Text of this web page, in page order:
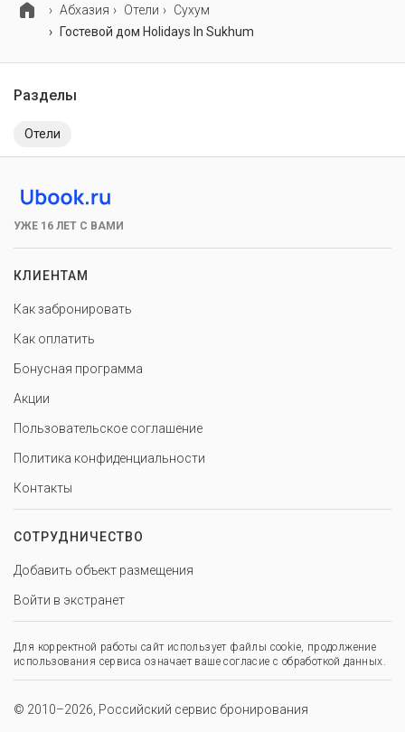
Абхазия Отели
Сухум
Гостевой дом Holidays In Sukhum
Разделы
Отели
УЖЕ 16 ЛЕТ С ВАМИ
КЛИЕНТАМ
Как забронировать
Как оплатить
Бонусная программа
Акции
Пользовательское соглашение
Политика конфиденциальности
Контакты
СОТРУДНИЧЕСТВО
Добавить объект размещения
Войти в экстранет
Для корректной работы сайт использует файлы cookie, продолжение
использования сервиса означает ваше согласие с обработкой данных.
© 2010–2026, Российский сервис бронирования